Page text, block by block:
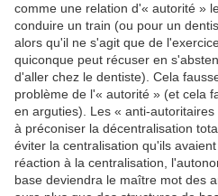
comme une relation d'« autorité »
conduire un train (ou pour un
alors qu'il ne s'agit que de
quiconque peut récuser en
d'aller chez le dentiste). Cela
problème de l'« autorité » (et cela
en arguties). Les « anti-
à préconiser la décentralisation
éviter la centralisation qu'ils
réaction à la centralisation,
base deviendra le maître mot des